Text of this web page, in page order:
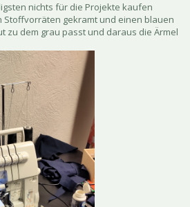
nichts für die Projekte kaufen
Stoffvorräten gekramt und einen blauen
zu dem grau passt und daraus die Ärmel